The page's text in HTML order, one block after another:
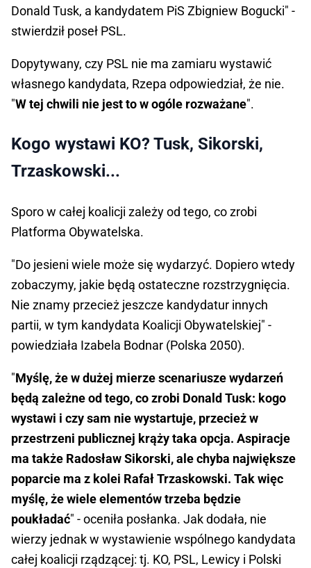
Donald Tusk, a kandydatem PiS Zbigniew Bogucki" -
stwierdził poseł PSL.
Dopytywany, czy PSL nie ma zamiaru wystawić
własnego kandydata, Rzepa odpowiedział, że nie.
"W tej chwili nie jest to w ogóle rozważane".
Kogo wystawi KO? Tusk, Sikorski,
Trzaskowski...
Sporo w całej koalicji zależy od tego, co zrobi
Platforma Obywatelska.
"Do jesieni wiele może się wydarzyć. Dopiero wtedy
zobaczymy, jakie będą ostateczne rozstrzygnięcia.
Nie znamy przecież jeszcze kandydatur innych
partii, w tym kandydata Koalicji Obywatelskiej" -
powiedziała Izabela Bodnar (Polska 2050).
"Myślę, że w dużej mierze scenariusze wydarzeń
będą zależne od tego, co zrobi Donald Tusk: kogo
wystawi i czy sam nie wystartuje, przecież w
przestrzeni publicznej krąży taka opcja. Aspiracje
ma także Radosław Sikorski, ale chyba największe
poparcie ma z kolei Rafał Trzaskowski. Tak więc
myślę, że wiele elementów trzeba będzie
poukładać" - oceniła posłanka. Jak dodała, nie
wierzy jednak w wystawienie wspólnego kandydata
całej koalicji rządzącej: tj. KO, PSL, Lewicy i Polski